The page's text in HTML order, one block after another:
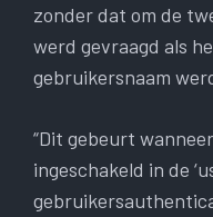
zonder dat om de
werd gevraagd als
gebruikersnaam
“Dit gebeurt
ingeschakeld in de